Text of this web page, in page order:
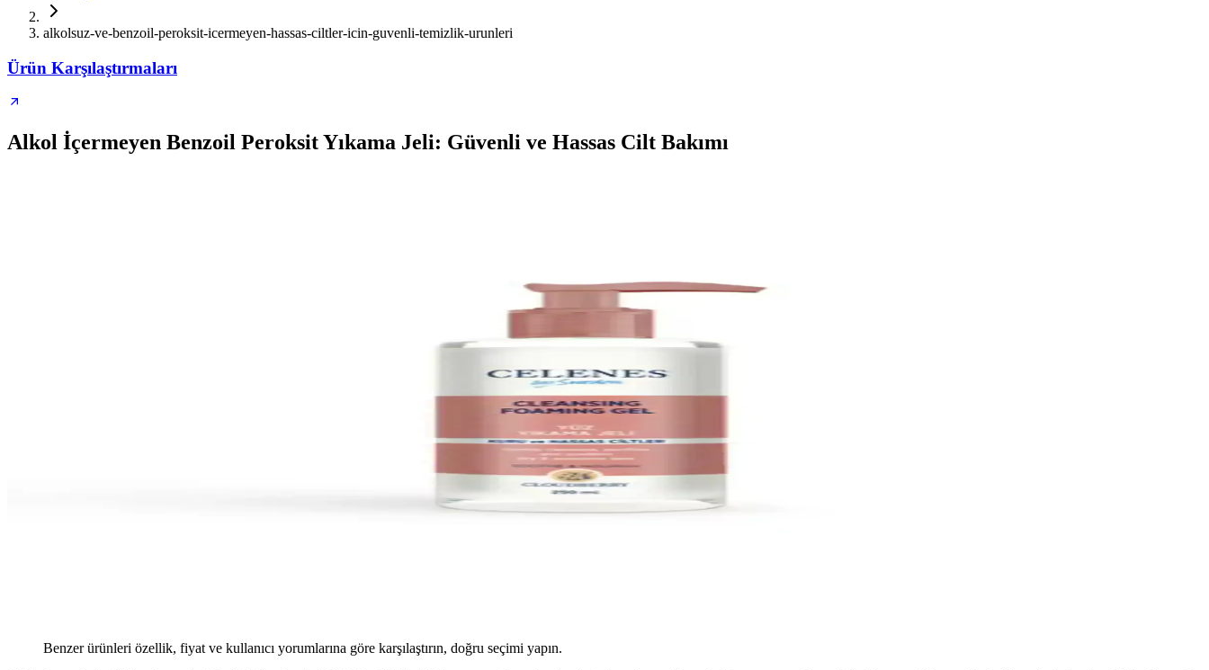
alkolsuz-ve-benzoil-peroksit-icermeyen-hassas-ciltler-icin-guvenli-temizlik-urunleri
Ürün Karşılaştırmaları
Alkol İçermeyen Benzoil Peroksit Yıkama Jeli: Güvenli ve Hassas Cilt Bakımı
Benzer ürünleri özellik, fiyat ve kullanıcı yorumlarına göre karşılaştırın, doğru seçimi yapın.